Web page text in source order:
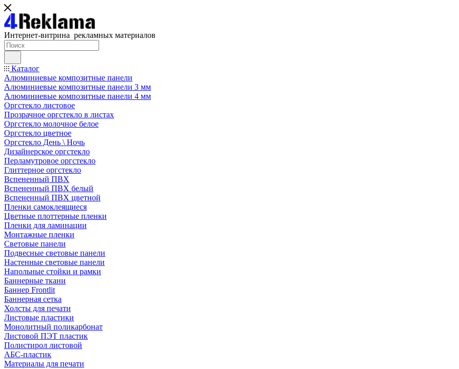
Интернет-витрина рекламных материалов
Каталог
Алюминиевые композитные панели
Алюминиевые композитные панели 3 мм
Алюминиевые композитные панели 4 мм
Оргстекло листовое
Прозрачное оргстекло в листах
Оргстекло молочное белое
Оргстекло цветное
Оргстекло День \ Ночь
Дизайнерское оргстекло
Перламутровое оргстекло
Глиттерное оргстекло
Вспененный ПВХ
Вспененный ПВХ белый
Вспененный ПВХ цветной
Пленки самоклеящиеся
Цветные плоттерные пленки
Пленки для ламинации
Монтажные пленки
Световые панели
Подвесные световые панели
Настенные световые панели
Напольные стойки и рамки
Баннерные ткани
Баннер Frontlit
Баннерная сетка
Холсты для печати
Листовые пластики
Монолитный поликарбонат
Листовой ПЭТ пластик
Полистирол листовой
АБС-пластик
Материалы для печати